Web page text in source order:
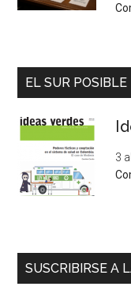
EL SUR POSIBLE
3
SUSCRIBIRSE A